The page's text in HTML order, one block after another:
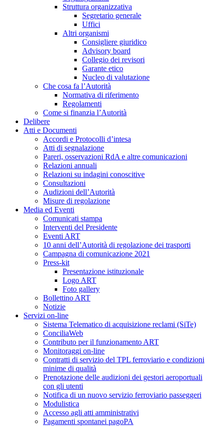
Struttura organizzativa
Segretario generale
Uffici
Altri organismi
Consigliere giuridico
Advisory board
Collegio dei revisori
Garante etico
Nucleo di valutazione
Che cosa fa l’Autorità
Normativa di riferimento
Regolamenti
Come si finanzia l’Autorità
Delibere
Atti e Documenti
Accordi e Protocolli d’intesa
Atti di segnalazione
Pareri, osservazioni RdA e altre comunicazioni
Relazioni annuali
Relazioni su indagini conoscitive
Consultazioni
Audizioni dell’Autorità
Misure di regolazione
Media ed Eventi
Comunicati stampa
Interventi del Presidente
Eventi ART
10 anni dell’Autorità di regolazione dei trasporti
Campagna di comunicazione 2021
Press-kit
Presentazione istituzionale
Logo ART
Foto gallery
Bollettino ART
Notizie
Servizi on-line
Sistema Telematico di acquisizione reclami (SiTe)
ConciliaWeb
Contributo per il funzionamento ART
Monitoraggi on-line
Contratti di servizio del TPL ferroviario e condizioni
minime di qualità
Prenotazione delle audizioni dei gestori aeroportuali
con gli utenti
Notifica di un nuovo servizio ferroviario passeggeri
Modulistica
Accesso agli atti amministrativi
Pagamenti spontanei pagoPA